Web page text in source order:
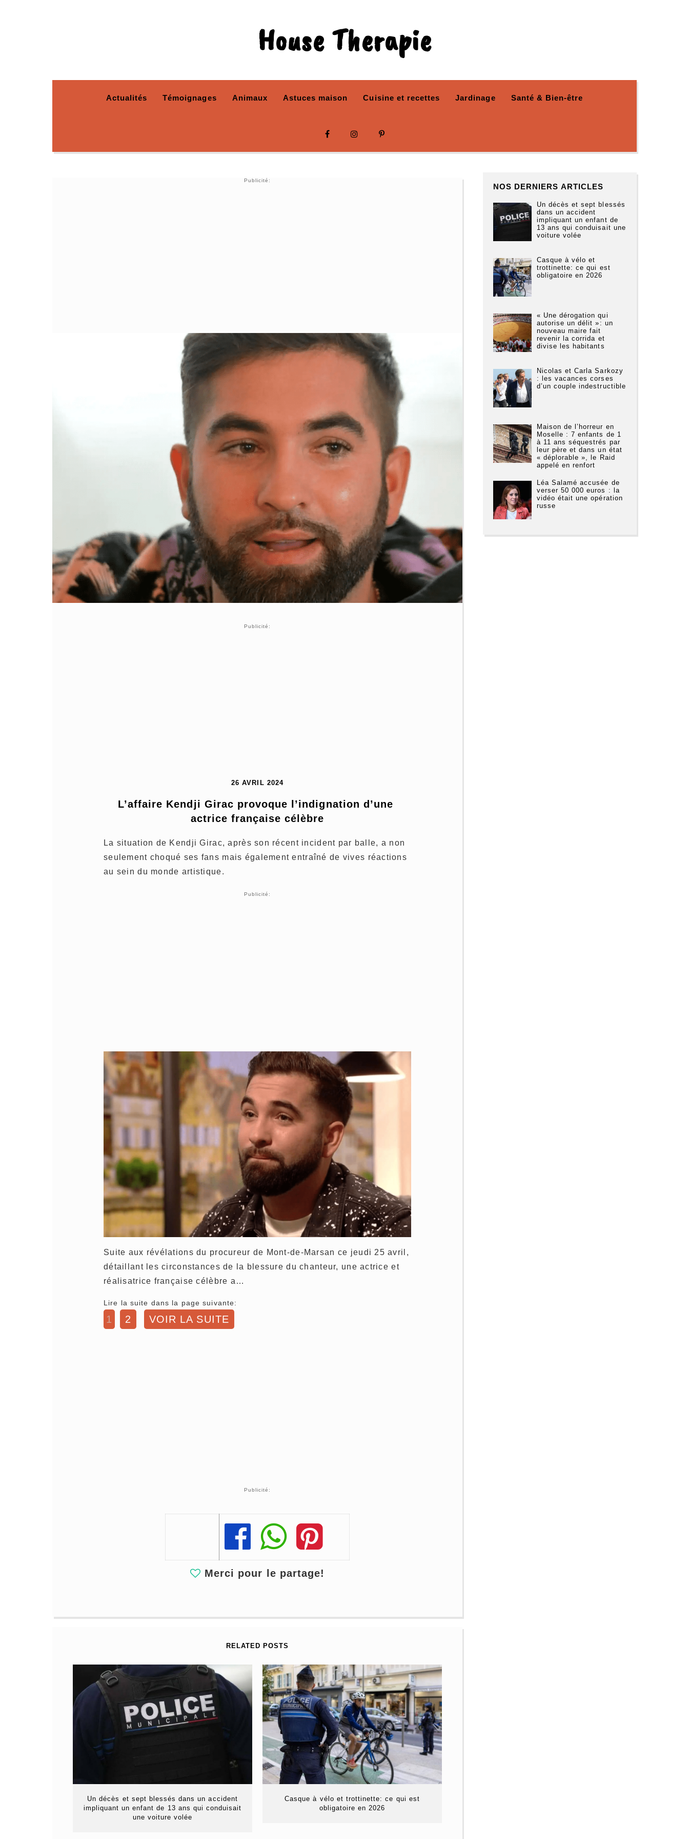
House Therapie
Actualités Témoignages Animaux Astuces maison Cuisine et recettes Jardinage Santé & Bien-être
Publicité:
Publicité:
26 AVRIL 2024
L’affaire Kendji Girac provoque l’indignation d’une
actrice française célèbre
La situation de Kendji Girac, après son récent incident par balle, a non
seulement choqué ses fans mais également entraîné de vives réactions
au sein du monde artistique.
Publicité:
Suite aux révélations du procureur de Mont-de-Marsan ce jeudi 25 avril,
détaillant les circonstances de la blessure du chanteur, une actrice et
réalisatrice française célèbre a…
Lire la suite dans la page suivante:
1 2 VOIR LA SUITE
Publicité:
Share
Share
Share
Merci pour le partage!
RELATED POSTS
Un décès et sept blessés dans un accident
impliquant un enfant de 13 ans qui conduisait
une voiture volée
Casque à vélo et trottinette: ce qui est
obligatoire en 2026
NOS DERNIERS ARTICLES
Un décès et sept blessés
dans un accident
impliquant un enfant de
13 ans qui conduisait une
voiture volée
Casque à vélo et
trottinette: ce qui est
obligatoire en 2026
« Une dérogation qui
autorise un délit »: un
nouveau maire fait
revenir la corrida et
divise les habitants
Nicolas et Carla Sarkozy
: les vacances corses
d’un couple indestructible
Maison de l’horreur en
Moselle : 7 enfants de 1
à 11 ans séquestrés par
leur père et dans un état
« déplorable », le Raid
appelé en renfort
Léa Salamé accusée de
verser 50 000 euros : la
vidéo était une opération
russe